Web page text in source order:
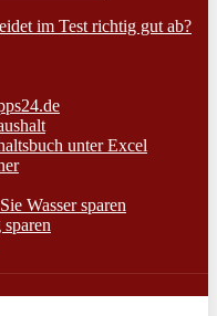
im Test richtig gut ab?
unter Excel
Wasser sparen